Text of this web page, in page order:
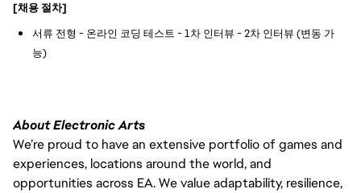
[채용 절차]
서류 전형 - 온라인 코딩 테스트 - 1차 인터뷰 - 2차 인터뷰 (변동 가
능)
About Electronic Arts
We’re proud to have an extensive portfolio of games and
experiences, locations around the world, and
opportunities across EA. We value adaptability, resilience,